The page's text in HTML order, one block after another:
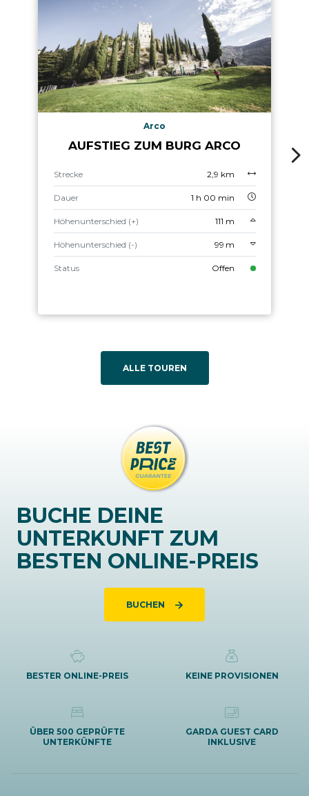
Arco
AUFSTIEG ZUM BURG ARCO
Strecke 2,9 km
Dauer 1 h 00 min
Höhenunterschied (+) 111 m
Höhenunterschied (-) 99 m
Status Offen
ALLE TOUREN
BUCHE DEINE
UNTERKUNFT ZUM
BESTEN ONLINE-PREIS
BUCHEN
BESTER ONLINE-PREIS KEINE PROVISIONEN
ÜBER 500 GEPRÜFTE
UNTERKÜNFTE
GARDA GUEST CARD
INKLUSIVE